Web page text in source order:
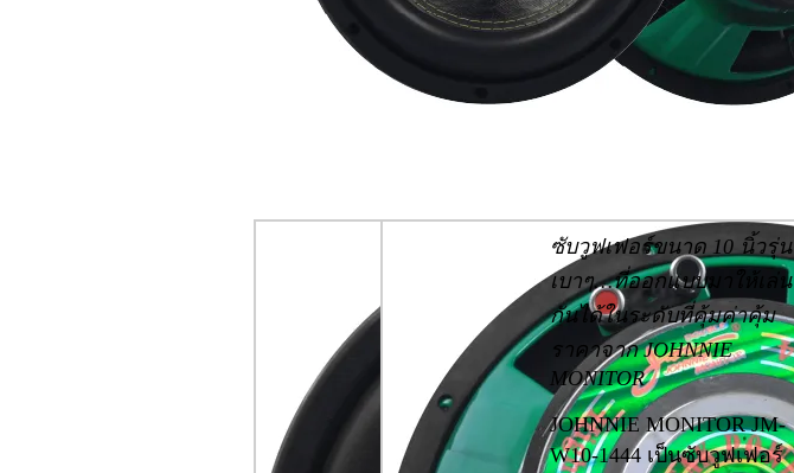
ซับวูฟเฟอร์ขนาด 10 นิ้วรุ่น
เบาๆ…ที่ออกแบบมาให้เล่น
กันได้ในระดับที่คุ้มค่าคุ้ม
ราคาจาก JOHNNIE
MONITOR
JOHNNIE MONITOR JM-
W10-1444 เป็นซับวูฟเฟอร์